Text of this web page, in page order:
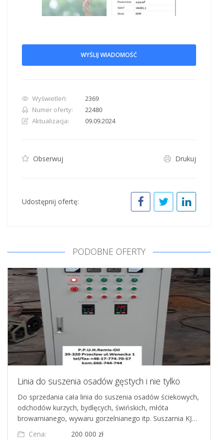
WYŚLIJ WIADOMOŚĆ
Wyświetleń:
2369
Numer oferty:
22480
Aktualizacja:
09.09.2024
Obserwuj Drukuj
Udostępnij ofertę:
PODOBNE OFERTY
Linia do suszenia osadów gęstych i nie tylko
Do sprzedania cała linia do suszenia osadów ściekowych,
odchodów kurzych, bydlęcych, świńskich, młóta
browarnianego, wywaru gorzelnianego itp. Suszarnia KJ…
Cena:
200 000 zł